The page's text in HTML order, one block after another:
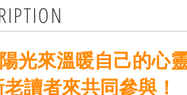
光來溫暖自己的心
讀者來共同參與！